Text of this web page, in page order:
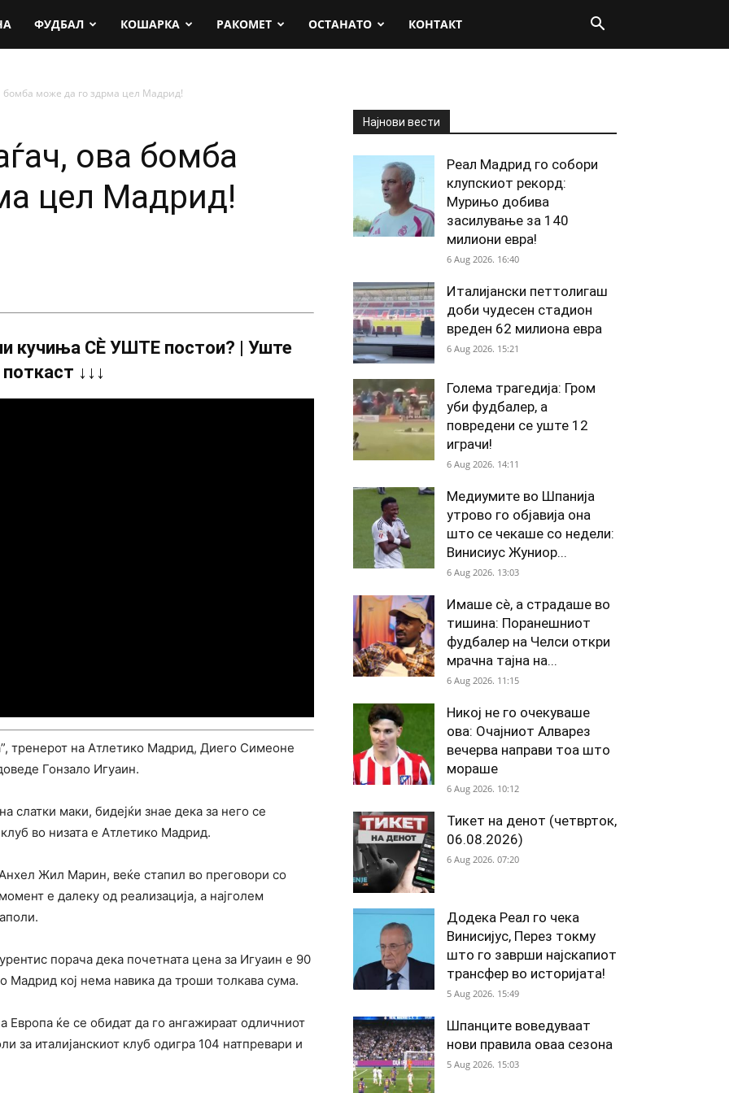
ФУДБАЛ КОШАРКА РАКОМЕТ ОСТАНАТО КОНТАКТ
бомба може да го здрма цел Мадрид!
ова бомба
цел Мадрид!
кучиња СÈ УШТЕ постои? | Уште
↓↓↓
тренерот на Атлетико Мадрид, Диего Симеоне
Гонзало Игуаин.
слатки маки, бидејќи знае дека за него се
во низата е Атлетико Мадрид.
Жил Марин, веќе стапил во преговори со
е далеку од реализација, а најголем
порача дека почетната цена за Игуаин е 90
кој нема навика да троши толкава сума.
ќе се обидат да го ангажираат одличниот
за италијанскиот клуб одигра 104 натпревари и
Најнови вести
Реал Мадрид го собори
клупскиот рекорд:
Мурињо добива
засилување за 140
милиони евра!
6 Aug 2026. 16:40
Италијански петтолигаш
доби чудесен стадион
вреден 62 милиона евра
6 Aug 2026. 15:21
Голема трагедија: Гром
уби фудбалер, а
повредени се уште 12
играчи!
6 Aug 2026. 14:11
Медиумите во Шпанија
утрово го објавија она
што се чекаше со недели:
Винисиус Жуниор...
6 Aug 2026. 13:03
Имаше сè, а страдаше во
тишина: Поранешниот
фудбалер на Челси откри
мрачна тајна на...
6 Aug 2026. 11:15
Никој не го очекуваше
ова: Очајниот Алварез
вечерва направи тоа што
мораше
6 Aug 2026. 10:12
Тикет на денот (четврток,
06.08.2026)
6 Aug 2026. 07:20
Додека Реал го чека
Винисијус, Перез токму
што го заврши најскапиот
трансфер во историјата!
5 Aug 2026. 15:49
Шпанците воведуваат
нови правила оваа сезона
5 Aug 2026. 15:03